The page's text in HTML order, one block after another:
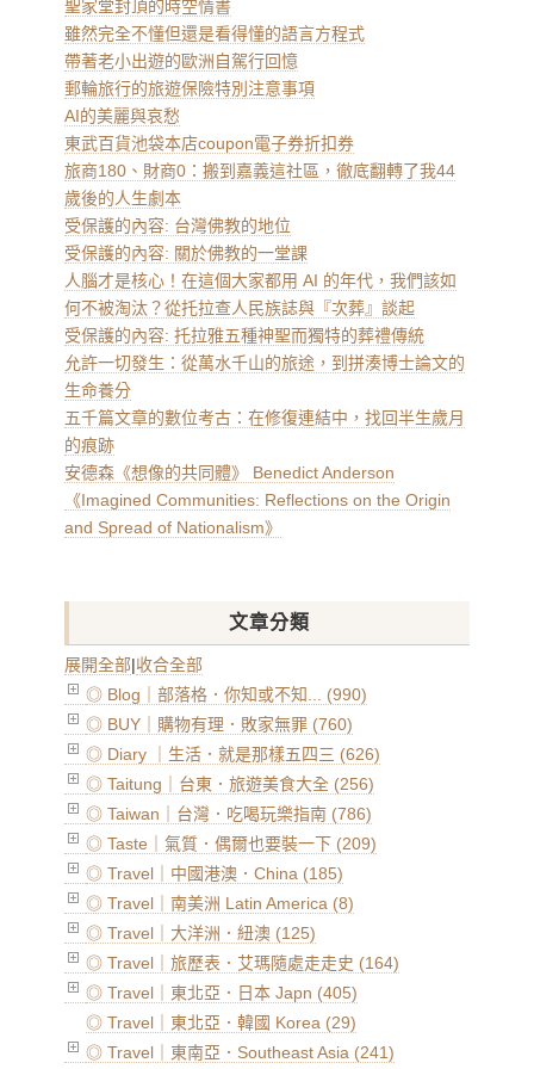
聖家堂封頂的時空情書
雖然完全不懂但還是看得懂的語言方程式
帶著老小出遊的歐洲自駕行回憶
郵輪旅行的旅遊保險特別注意事項
AI的美麗與哀愁
東武百貨池袋本店coupon電子券折扣券
旅商180、財商0：搬到嘉義這社區，徹底翻轉了我44
歲後的人生劇本
受保護的內容: 台灣佛教的地位
受保護的內容: 關於佛教的一堂課
人腦才是核心！在這個大家都用 AI 的年代，我們該如
何不被淘汰？從托拉查人民族誌與『次葬』談起
受保護的內容: 托拉雅五種神聖而獨特的葬禮傳統
允許一切發生：從萬水千山的旅途，到拼湊博士論文的
生命養分
五千篇文章的數位考古：在修復連結中，找回半生歲月
的痕跡
安德森《想像的共同體》 Benedict Anderson
《Imagined Communities: Reflections on the Origin
and Spread of Nationalism》
文章分類
展開全部|收合全部
◎ Blog｜部落格．你知或不知... (990)
◎ BUY｜購物有理．敗家無罪 (760)
◎ Diary ｜生活．就是那樣五四三 (626)
◎ Taitung｜台東．旅遊美食大全 (256)
◎ Taiwan｜台灣．吃喝玩樂指南 (786)
◎ Taste｜氣質．偶爾也要裝一下 (209)
◎ Travel｜中國港澳．China (185)
◎ Travel｜南美洲 Latin America (8)
◎ Travel｜大洋洲．紐澳 (125)
◎ Travel｜旅歷表．艾瑪隨處走走史 (164)
◎ Travel｜東北亞．日本 Japn (405)
◎ Travel｜東北亞．韓國 Korea (29)
◎ Travel｜東南亞．Southeast Asia (241)